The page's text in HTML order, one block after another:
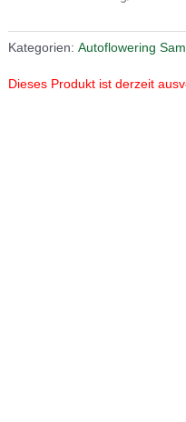
Kategorien:Autoflowering
Dieses Produkt ist derzeit